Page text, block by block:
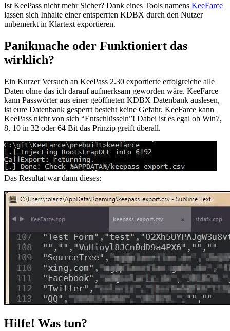
Ist KeePass nicht mehr Sicher? Dank eines Tools namens KeeFarce
lassen sich Inhalte einer entsperrten KDBX durch den Nutzer
unbemerkt in Klartext exportieren.
Panikmache oder Funktioniert das
wirklich?
Ein Kurzer Versuch an KeePass 2.30 exportierte erfolgreiche alle
Daten ohne das ich darauf aufmerksam geworden wäre. KeeFarce
kann Passwörter aus einer geöffneten KDBX Datenbank auslesen,
ist eure Datenbank gesperrt besteht keine Gefahr. KeeFarce kann
KeePass nicht von sich “Entschlüsseln”! Dabei ist es egal ob Win7,
8, 10 in 32 oder 64 Bit das Prinzip greift überall.
Das Resultat war dann dieses:
Hilfe! Was tun?